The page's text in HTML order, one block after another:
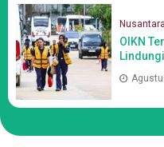
Nusantara
OIKN